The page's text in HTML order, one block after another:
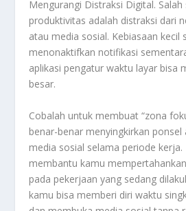
Mengurangi Distraksi Digital.
produktivitas adalah distraksi dari
atau media sosial. Kebiasaan kecil
menonaktifkan notifikasi
aplikasi pengatur waktu layar bisa
besar.
Cobalah untuk membuat “zona
benar-benar menyingkirkan
media sosial selama periode kerja.
membantu kamu
pada pekerjaan yang sedang
kamu bisa memberi diri waktu